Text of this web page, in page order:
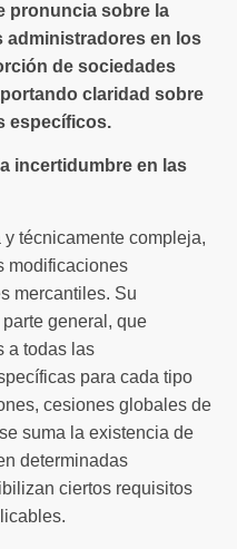
pronuncia sobre la
administradores en los
de sociedades
claridad sobre
específicos.
incertidumbre en las
técnicamente compleja,
modificaciones
mercantiles. Su
general, que
a todas las
para cada tipo
cesiones globales de
suma la existencia de
determinadas
ciertos requisitos